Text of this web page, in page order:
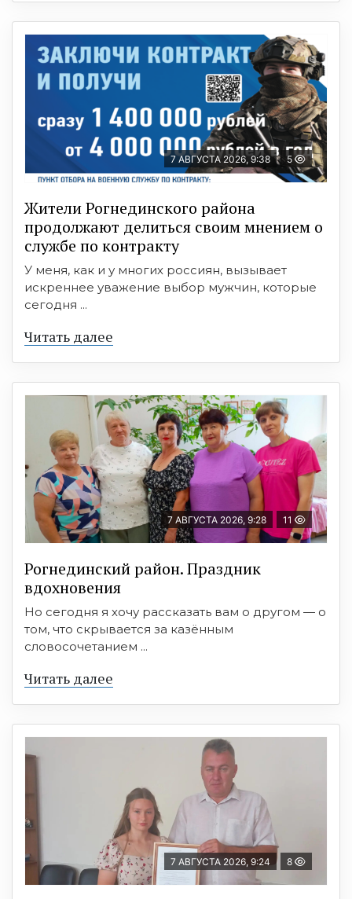
7 АВГУСТА 2026, 9:38 5
Жители Рогнединского района
продолжают делиться своим мнением о
службе по контракту
У меня, как и у многих россиян, вызывает
искреннее уважение выбор мужчин, которые
сегодня ...
Читать далее
7 АВГУСТА 2026, 9:28 11
Рогнединский район. Праздник
вдохновения
Но сегодня я хочу рассказать вам о другом — о
том, что скрывается за казённым
словосочетанием ...
Читать далее
7 АВГУСТА 2026, 9:24 8